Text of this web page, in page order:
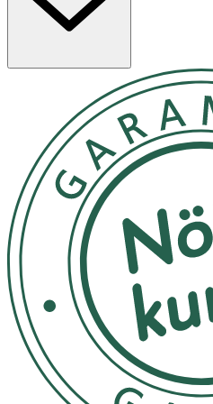
- Vuxna: 1 tablett dagligen.
- Rekommenderad dos ska
- Kosttillskott ersätter inte en
kombineras med en
hälsosam livsstil.
- Förvaras i rumstemperatur
räckhåll för små barn.
- Förpackningen har UV-
direkt solljus.
INNEHÅLLSDEKLARATION
Vitamin C